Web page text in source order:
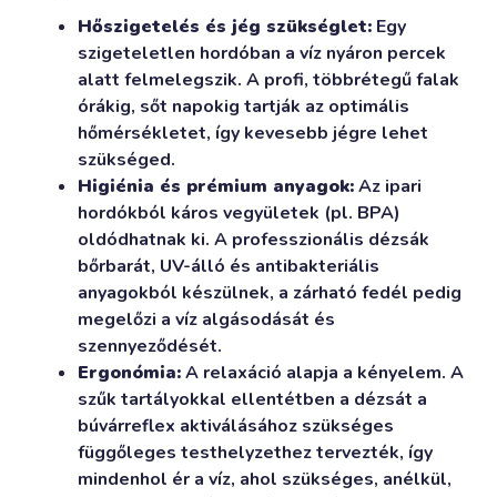
Hőszigetelés és jég szükséglet: Egy
szigeteletlen hordóban a víz nyáron percek
alatt felmelegszik. A profi, többrétegű falak
órákig, sőt napokig tartják az optimális
hőmérsékletet, így kevesebb jégre lehet
szükséged.
Higiénia és prémium anyagok:Az ipari
hordókból káros vegyületek (pl. BPA)
oldódhatnak ki. A professzionális dézsák
bőrbarát, UV-álló és antibakteriális
anyagokból készülnek, a zárható fedél pedig
megelőzi a víz algásodását és
szennyeződését.
Ergonómia:A relaxáció alapja a kényelem. A
szűk tartályokkal ellentétben a dézsát a
búvárreflex aktiválásához szükséges
függőleges testhelyzethez tervezték, így
mindenhol ér a víz, ahol szükséges, anélkül,